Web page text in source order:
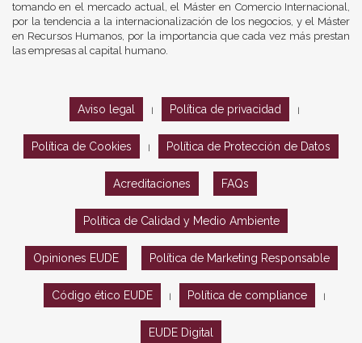
tomando en el mercado actual, el Máster en Comercio Internacional,
por la tendencia a la internacionalización de los negocios, y el Máster
en Recursos Humanos, por la importancia que cada vez más prestan
las empresas al capital humano.
Aviso legal Política de privacidad
Política de Cookies Política de Protección de Datos
Acreditaciones FAQs
Política de Calidad y Medio Ambiente
Opiniones EUDE Política de Marketing Responsable
Código ético EUDE Política de compliance
EUDE Digital